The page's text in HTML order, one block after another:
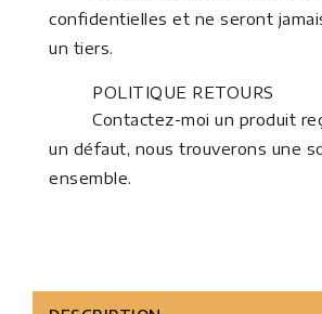
confidentielles et ne seront
un tiers.
POLITIQUE RETOURS
Contactez-moi un produit
un défaut, nous trouverons une
ensemble.